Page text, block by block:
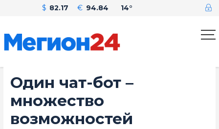
$ 82.17 € 94.84 14°
Один чат-бот –
множество
возможностей